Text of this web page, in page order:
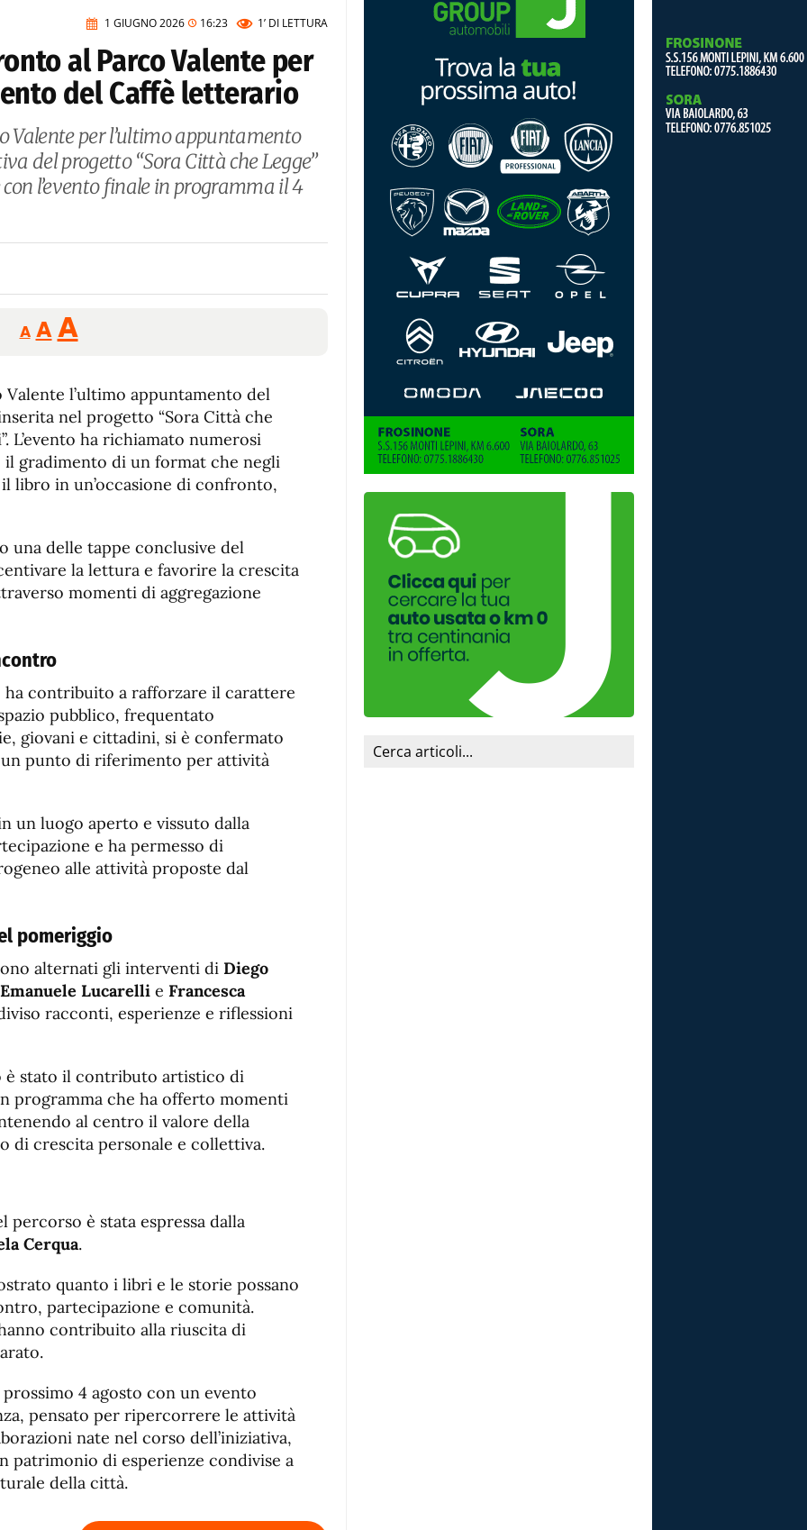
1 GIUGNO 2026 16:23 1’ DI LETTURA
al Parco Valente per
del Caffè letterario
Valente per l’ultimo appuntamento
del progetto “Sora Città che Legge”
l’evento finale in programma il 4
A
Reducir
tamaño
A Restablecer
tamaño
de
fuente
AAumentar
de
fuente.
l’ultimo appuntamento del
nel progetto “Sora Città che
L’evento ha richiamato numerosi
gradimento di un format che negli
libro in un’occasione di confronto,
una delle tappe conclusive del
la lettura e favorire la crescita
momenti di aggregazione
ha contribuito a rafforzare il carattere
pubblico, frequentato
giovani e cittadini, si è confermato
un punto di riferimento per attività
un luogo aperto e vissuto dalla
e ha permesso di
alle attività proposte dal
pomeriggio
alternati gli interventi di Diego
Emanuele Lucarelli e Francesca
racconti, esperienze e riflessioni
stato il contributo artistico di
programma che ha offerto momenti
al centro il valore della
di crescita personale e collettiva.
percorso è stata espressa dalla
Cerqua.
quanto i libri e le storie possano
partecipazione e comunità.
contribuito alla riuscita di
4 agosto con un evento
pensato per ripercorrere le attività
nate nel corso dell’iniziativa,
patrimonio di esperienze condivise a
della città.